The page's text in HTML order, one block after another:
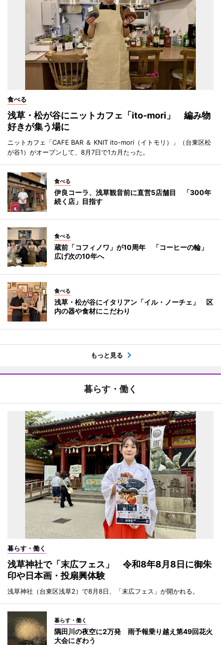
食べる
浅草・松が谷にニットカフェ「ito-mori」 編み物
好きが集う場に
ニットカフェ「CAFE BAR ＆ KNIT ito-mori（イトモリ）」（台東区松
が谷1）がオープンして、8月7日で1カ月たった。
食べる
伊良コーラ、浅草観音前に直営5店舗目 「300年
続く店」目指す
食べる
蔵前「コフィノワ」が10周年 「コーヒーの輪」
広げ次の10年へ
食べる
浅草・松が谷にイタリアン「イル・ノーチェ」 区
内の器や食材にこだわり
もっと見る
暮らす・働く
暮らす・働く
浅草神社で「末広フェス」 令和8年8月8日に御朱
印や日本画・投扇興体験
浅草神社（台東区浅草2）で8月8日、「末広フェス」が開かれる。
暮らす・働く
隅田川の夜空に2万発 雨予報乗り越え第49回花火
大会にぎわう